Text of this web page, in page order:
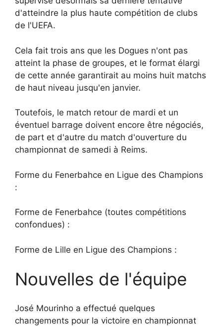
d'atteindre la plus haute compétition de clubs
de l'UEFA.
Cela fait trois ans que les Dogues n'ont pas
atteint la phase de groupes, et le format élargi
de cette année garantirait au moins huit matchs
de haut niveau jusqu'en janvier.
Toutefois, le match retour de mardi et un
éventuel barrage doivent encore être négociés,
de part et d'autre du match d'ouverture du
championnat de samedi à Reims.
Forme du Fenerbahce en Ligue des Champions
:
Forme de Fenerbahce (toutes compétitions
confondues) :
Forme de Lille en Ligue des Champions :
Nouvelles de l'équipe
José Mourinho a effectué quelques
changements pour la victoire en championnat